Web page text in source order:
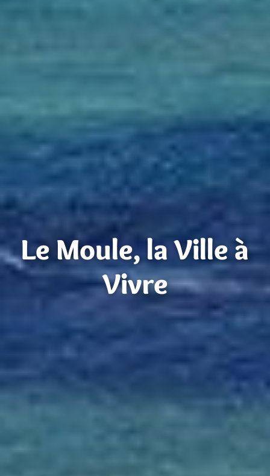
Le Moule, la Ville à
Vivre